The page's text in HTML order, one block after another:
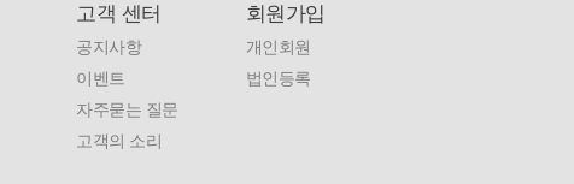
고객 센터
공지사항
이벤트
자주묻는 질문
고객의 소리
회원가입
개인회원
법인등록